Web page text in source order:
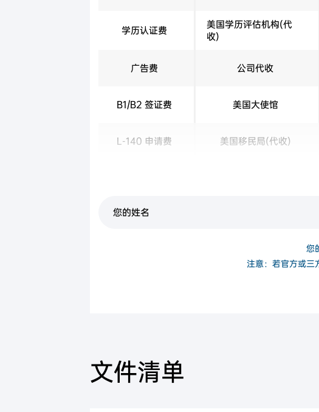
学历认证费
美国学历评估机构(代
收)
广告费 公司代收
B1/B2 签证费 美国大使馆
L-140 申请费 美国移民局(代收)
您
注意：若官方或三
文件清单